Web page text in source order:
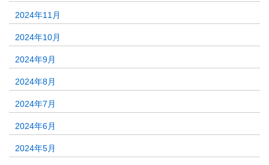
2024年11月
2024年10月
2024年9月
2024年8月
2024年7月
2024年6月
2024年5月